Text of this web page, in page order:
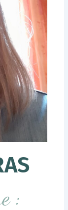
: